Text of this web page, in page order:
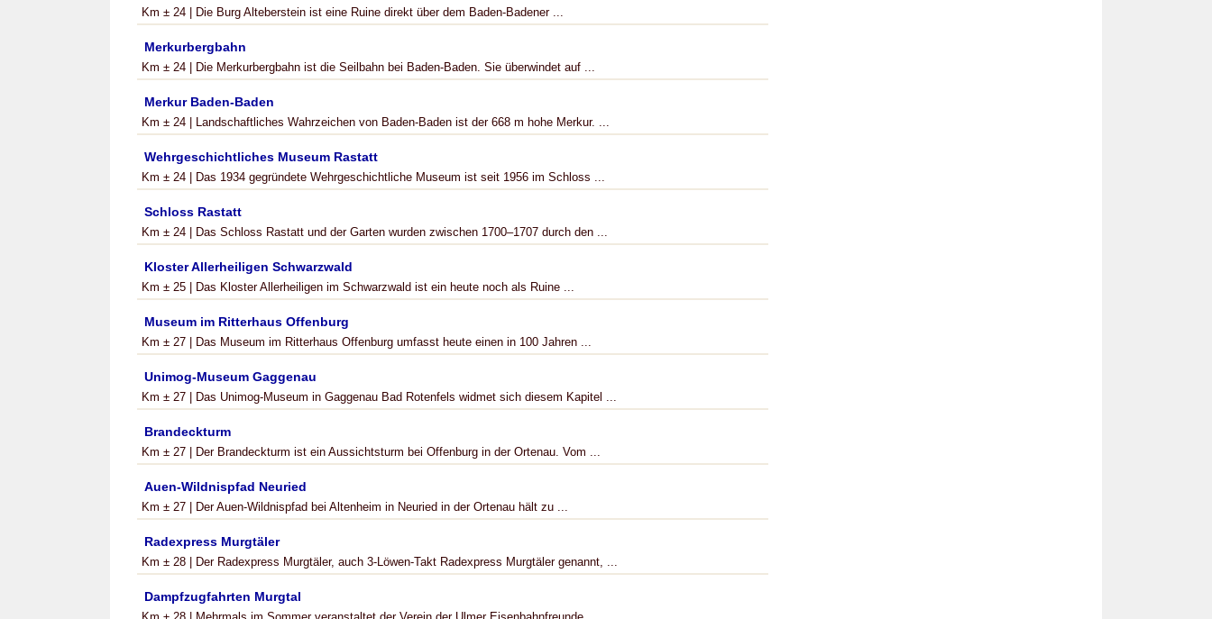
Km ± 24 | Die Burg Alteberstein ist eine Ruine direkt über dem Baden-Badener ...
Merkurbergbahn
Km ± 24 | Die Merkurbergbahn ist die Seilbahn bei Baden-Baden. Sie überwindet auf ...
Merkur Baden-Baden
Km ± 24 | Landschaftliches Wahrzeichen von Baden-Baden ist der 668 m hohe Merkur. ...
Wehrgeschichtliches Museum Rastatt
Km ± 24 | Das 1934 gegründete Wehrgeschichtliche Museum ist seit 1956 im Schloss ...
Schloss Rastatt
Km ± 24 | Das Schloss Rastatt und der Garten wurden zwischen 1700–1707 durch den ...
Kloster Allerheiligen Schwarzwald
Km ± 25 | Das Kloster Allerheiligen im Schwarzwald ist ein heute noch als Ruine ...
Museum im Ritterhaus Offenburg
Km ± 27 | Das Museum im Ritterhaus Offenburg umfasst heute einen in 100 Jahren ...
Unimog-Museum Gaggenau
Km ± 27 | Das Unimog-Museum in Gaggenau Bad Rotenfels widmet sich diesem Kapitel ...
Brandeckturm
Km ± 27 | Der Brandeckturm ist ein Aussichtsturm bei Offenburg in der Ortenau. Vom ...
Auen-Wildnispfad Neuried
Km ± 27 | Der Auen-Wildnispfad bei Altenheim in Neuried in der Ortenau hält zu ...
Radexpress Murgtäler
Km ± 28 | Der Radexpress Murgtäler, auch 3-Löwen-Takt Radexpress Murgtäler genannt, ...
Dampfzugfahrten Murgtal